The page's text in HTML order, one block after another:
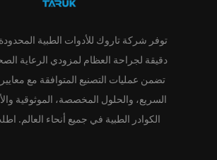
توفر شركة تاروك للأدوات الطبية
دقيقة لجراحة العظام لمزودي الرعاية
السريع، والحلول المخصصة، الموثوقية
الكوادر الطبية في جميع أنحاء العالم.